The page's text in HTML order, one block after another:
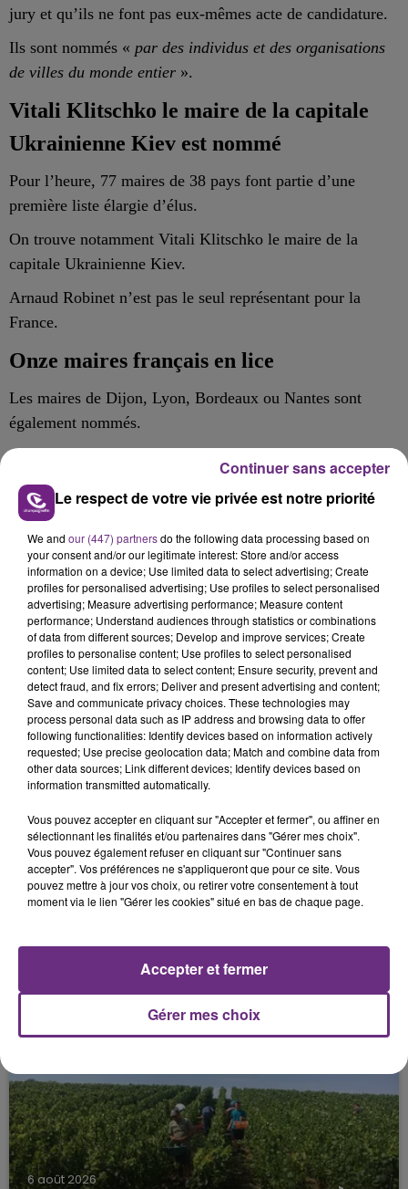
jury et qu’ils ne font pas eux-mêmes acte de candidature.
Ils sont nommés « par des individus et des organisations
de villes du monde entier ».
Vitali Klitschko le maire de la capitale
Ukrainienne Kiev est nommé
Pour l’heure, 77 maires de 38 pays font partie d’une
première liste élargie d’élus.
On trouve notamment Vitali Klitschko le maire de la
capitale Ukrainienne Kiev.
Arnaud Robinet n’est pas le seul représentant pour la
France.
Onze maires français en lice
Les maires de Dijon, Lyon, Bordeaux ou Nantes sont
également nommés.
La liste finale sera publiée fin mai et une liste restreinte en
juin.
Les lauréats du Prix et des Prix des maires du monde 2023
seront annoncés vers la fin de 2023.
Il y a deux ans, les maires de Grigny Philippe Rio et de
Rotterdam (Pays-Bas)Ahmed Aboutaleb, avaient été
conjointement désignés.
En 2010, Adeline Hazan, ancienne maire de
Reims, avait atteint la finale de ce Prix.
FIL D'ACTU
6 août 2026
SI TOUT LE MONDE FAIT ÇA, MOI L'ANNÉE
PROCHAINE JE VENDANGE EN...
La vendange en Champagne a débuté ce jeudi 6
août dans la commune de Montgueux (Aube). Du
6 août 2026
Le respect de votre vie privée est notre priorité
We and our (447) partnersdo the following data processing based on
your consent and/or our legitimate interest: Store and/or access
information on a device; Use limited data to select advertising; Create
profiles for personalised advertising; Use profiles to select personalised
advertising; Measure advertising performance; Measure content
performance; Understand audiences through statistics or combinations
of data from different sources; Develop and improve services; Create
profiles to personalise content; Use profiles to select personalised
content; Use limited data to select content; Ensure security, prevent and
detect fraud, and fix errors; Deliver and present advertising and content;
Save and communicate privacy choices. These technologies may
process personal data such as IP address and browsing data to offer
following functionalities: Identify devices based on information actively
requested; Use precise geolocation data; Match and combine data from
other data sources; Link different devices; Identify devices based on
information transmitted automatically.
Vous pouvez accepter en cliquant sur "Accepter et fermer", ou affiner en
sélectionnant les finalités et/ou partenaires dans "Gérer mes choix".
Vous pouvez également refuser en cliquant sur "Continuer sans
accepter". Vos préférences ne s'appliqueront que pour ce site. Vous
pouvez mettre à jour vos choix, ou retirer votre consentement à tout
moment via le lien "Gérer les cookies" situé en bas de chaque page.
Gérer mes choix
Accepter et fermer
Continuer sans accepter